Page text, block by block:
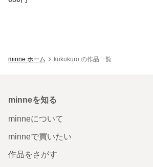
minne ホーム kukukuro の作品一覧
minneを知る
minneについて
minneで買いたい
作品をさがす